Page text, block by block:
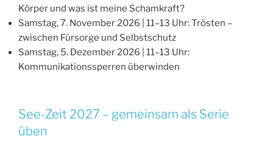
Körper und was ist meine Schamkraft?
Samstag, 7. November 2026 | 11–13 Uhr: Trösten –
zwischen Fürsorge und Selbstschutz
Samstag, 5. Dezember 2026 | 11–13 Uhr:
Kommunikationssperren überwinden
See-Zeit 2027 – gemeinsam als Serie
üben